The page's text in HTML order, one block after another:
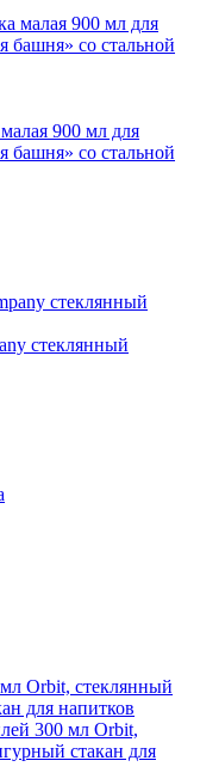
900 мл для
башня» со стальной
стеклянный